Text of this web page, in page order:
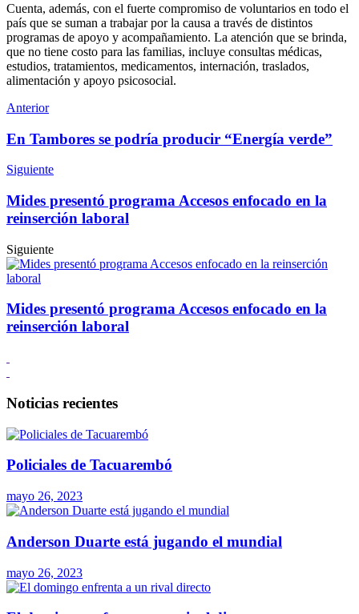
Cuenta, además, con el fuerte compromiso de voluntarios en todo el
país que se suman a trabajar por la causa a través de distintos
programas de apoyo y acompañamiento. La atención que se brinda,
que no tiene costo para las familias, incluye consultas médicas,
estudios, tratamientos, medicamentos, internación, traslados,
alimentación y apoyo psicosocial.
Anterior
En Tambores se podría producir “Energía verde”
Siguiente
Mides presentó programa Accesos enfocado en la
reinserción laboral
Siguiente
Mides presentó programa Accesos enfocado en la
reinserción laboral
Noticias recientes
Policiales de Tacuarembó
mayo 26, 2023
Anderson Duarte está jugando el mundial
mayo 26, 2023